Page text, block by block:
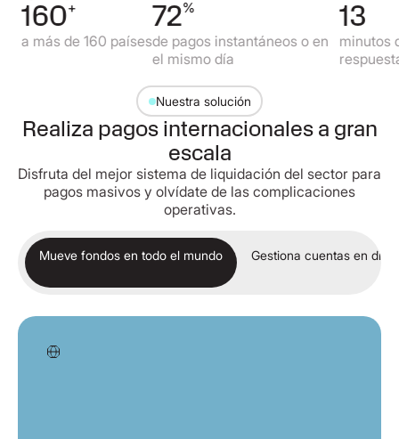
+
de 160 países
%
de pagos instantáneos o en
el mismo día
minutos de
respuesta a
Nuestra solución
Realiza pagos internacionales a gran
escala
Disfruta del mejor sistema de liquidación del sector para
pagos masivos y olvídate de las complicaciones
operativas.
Mueve fondos en todo el mundo Gestiona cuentas en